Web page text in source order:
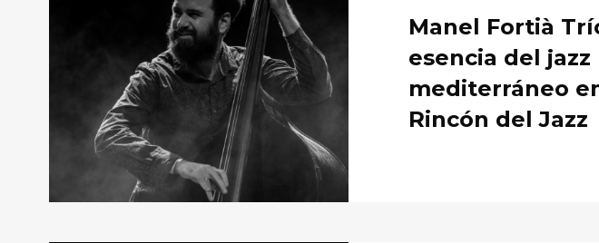
Manel Fortià
esencia del jazz
mediterráneo
Rincón del Jazz